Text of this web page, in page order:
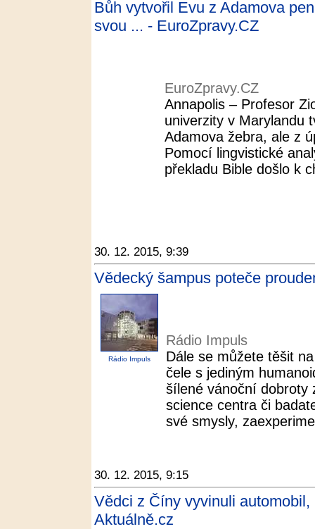
Bůh vytvořil Evu z Adamova
svou ... - EuroZpravy.CZ
EuroZpravy.CZ
Annapolis – Profesor
univerzity v Marylandu
Adamova žebra, ale z
Pomocí lingvistické
překladu Bible došlo k
30. 12. 2015, 9:39
Vědecký šampus poteče
Rádio Impuls
Rádio Impuls
Dále se můžete těšit
čele s jediným
šílené vánoční dobroty
science centra či
své smysly,
30. 12. 2015, 9:15
Vědci z Číny vyvinuli
Aktuálně.cz